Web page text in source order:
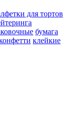
для тортов
бумага
клейкие